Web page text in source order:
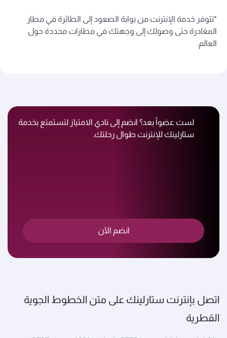
*تتوفر خدمة الإنترنت من بوابة الصعود إلى الطائرة في مطار
المغادرة حتى وصولك إلى وجهتك في مطارات محددة حول
العالم.
لست عضواً بعد؟ انضم إلى نادي الامتياز لتستمتع بخدمة
ستارلينك للإنترنت طوال رحلتك.
انضم الآن
اتصل بإنترنت ستارلينك على متن الخطوط الجوية
القطرية